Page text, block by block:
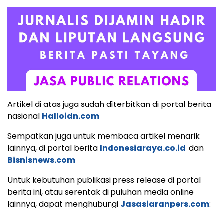
Artikel di atas juga sudah dìterbitkan di portal berita
nasional Halloidn.com
Sempatkan juga untuk membaca artikel menarik
lainnya, di portal berita Indonesiaraya.co.id dan
Bisnisnews.com
Untuk kebutuhan publikasi press release di portal
berita ini, atau serentak di puluhan media online
lainnya, dapat menghubungi Jasasiaranpers.com: